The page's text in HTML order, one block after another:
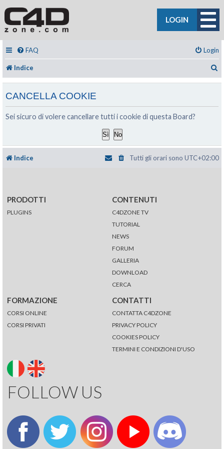
LOGIN
FAQ Login
Indice
CANCELLA COOKIE
Sei sicuro di volere cancellare tutti i cookie di questa Board?
Indice Tutti gli orari sono UTC+02:00
PRODOTTI
PLUGINS
CONTENUTI
C4DZONE TV
TUTORIAL
NEWS
FORUM
GALLERIA
DOWNLOAD
CERCA
FORMAZIONE
CORSI ONLINE
CORSI PRIVATI
CONTATTI
CONTATTA C4DZONE
PRIVACY POLICY
COOKIES POLICY
TERMINI E CONDIZIONI D'USO
FOLLOW US